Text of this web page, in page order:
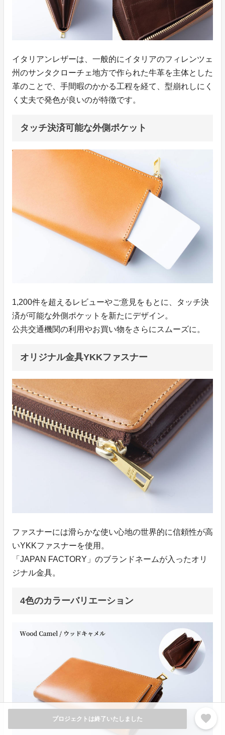
プロジェクトは終了いたしました favorite
イタリアンレザーは、一般的にイタリアのフィレンツェ
州のサンタクローチェ地方で作られた牛革を主体とした
革のことで、手間暇のかかる工程を経て、型崩れしにく
く丈夫で発色が良いのが特徴です。
タッチ決済可能な外側ポケット
1,200件を超えるレビューやご意見をもとに、タッチ決
済が可能な外側ポケットを新たにデザイン。
公共交通機関の利用やお買い物をさらにスムーズに。
オリジナル金具YKKファスナー
ファスナーには滑らかな使い心地の世界的に信頼性が高
いYKKファスナーを使用。
「JAPAN FACTORY」のブランドネームが入ったオリ
ジナル金具。
4色のカラーバリエーション